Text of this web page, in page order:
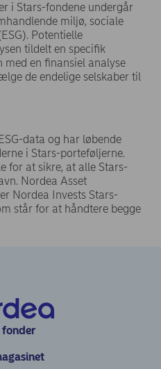
i Stars-fondene undergår
miljø, sociale
Potentielle
tildelt en specifik
med en finansiel analyse
de endelige selskaber til
data og har løbende
i Stars-porteføljerne.
for at sikre, at alle Stars-
Nordea Asset
Nordea Invests Stars-
står for at håndtere begge
fonder